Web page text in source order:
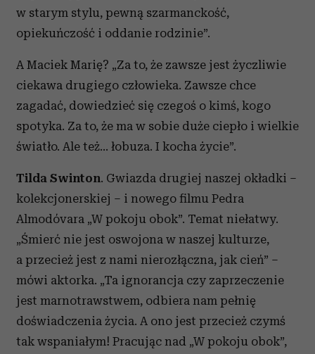
w starym stylu, pewną szarmanckość,
opiekuńczość i oddanie rodzinie”.
A Maciek Marię? „Za to, że zawsze jest życzliwie
ciekawa drugiego człowieka. Zawsze chce
zagadać, dowiedzieć się czegoś o kimś, kogo
spotyka. Za to, że ma w sobie duże ciepło i wielkie
światło. Ale też… łobuza. I kocha życie”.
Tilda Swinton. Gwiazda drugiej naszej okładki –
kolekcjonerskiej – i nowego filmu Pedra
Almodóvara „W pokoju obok”. Temat niełatwy.
„Śmierć nie jest oswojona w naszej kulturze,
a przecież jest z nami nierozłączna, jak cień” –
mówi aktorka. „Ta ignorancja czy zaprzeczenie
jest marnotrawstwem, odbiera nam pełnię
doświadczenia życia. A ono jest przecież czymś
tak wspaniałym! Pracując nad „W pokoju obok”,